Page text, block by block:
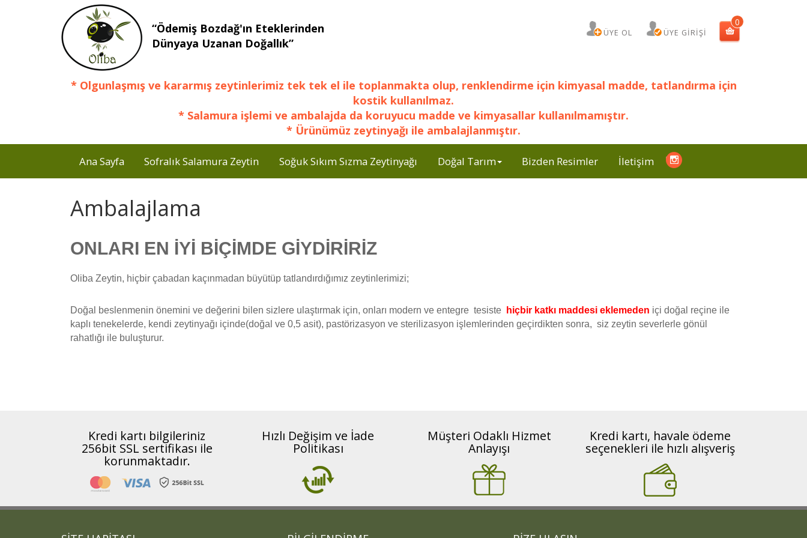
“Ödemiş Bozdağ'ın Eteklerinden
Dünyaya Uzanan Doğallık”
ÜYE OL ÜYE GİRİŞİ
0
* Olgunlaşmış ve kararmış zeytinlerimiz tek tek el ile toplanmakta olup, renklendirme için kimyasal madde, tatlandırma için
kostik kullanılmaz.
* Salamura işlemi ve ambalajda da koruyucu madde ve kimyasallar kullanılmamıştır.
* Ürünümüz zeytinyağı ile ambalajlanmıştır.
Ana Sayfa Sofralık Salamura Zeytin Soğuk Sıkım Sızma Zeytinyağı Doğal Tarım Bizden Resimler İletişim
Ambalajlama
ONLARI EN İYİ BİÇİMDE GİYDİRİRİZ
Oliba Zeytin, hiçbir çabadan kaçınmadan büyütüp tatlandırdığımız zeytinlerimizi;
Doğal beslenmenin önemini ve değerini bilen sizlere ulaştırmak için, onları modern ve entegre tesiste hiçbir katkı maddesi eklemeden içi doğal reçine ile
kaplı tenekelerde, kendi zeytinyağı içinde(doğal ve 0,5 asit), pastörizasyon ve sterilizasyon işlemlerinden geçirdikten sonra, siz zeytin severlerle gönül
rahatlığı ile buluşturur.
Kredi kartı bilgileriniz
256bit SSL sertifikası ile
korunmaktadır.
Hızlı Değişim ve İade
Politikası
Müşteri Odaklı Hizmet
Anlayışı
Kredi kartı, havale ödeme
seçenekleri ile hızlı alışveriş